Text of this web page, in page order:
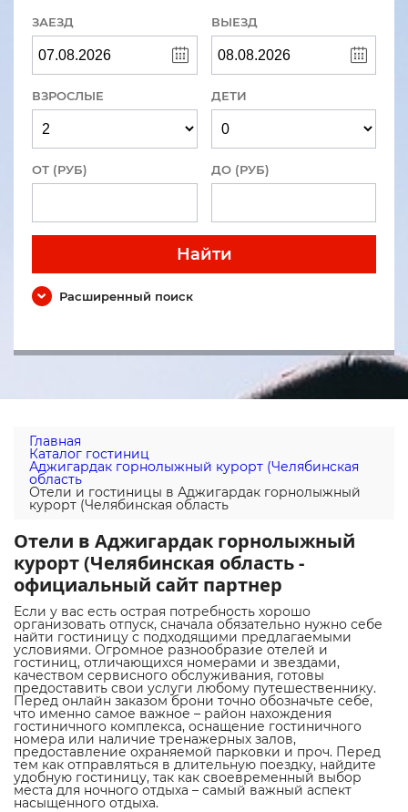
ЗАЕЗД ВЫЕЗД
ВЗРОСЛЫЕ ДЕТИ
ОТ (РУБ) ДО (РУБ)
Найти
Расширенный поиск
Главная
Каталог гостиниц
Аджигардак горнолыжный курорт (Челябинская
область
Отели и гостиницы в Аджигардак горнолыжный
курорт (Челябинская область
Отели в Аджигардак горнолыжный
курорт (Челябинская область -
официальный сайт партнер
Если у вас есть острая потребность хорошо
организовать отпуск, сначала обязательно нужно себе
найти гостиницу с подходящими предлагаемыми
условиями. Огромное разнообразие отелей и
гостиниц, отличающихся номерами и звездами,
качеством сервисного обслуживания, готовы
предоставить свои услуги любому путешественнику.
Перед онлайн заказом брони точно обозначьте себе,
что именно самое важное – район нахождения
гостиничного комплекса, оснащение гостиничного
номера или наличие тренажерных залов,
предоставление охраняемой парковки и проч. Перед
тем как отправляться в длительную поездку, найдите
удобную гостиницу, так как своевременный выбор
места для ночного отдыха – самый важный аспект
насыщенного отдыха.